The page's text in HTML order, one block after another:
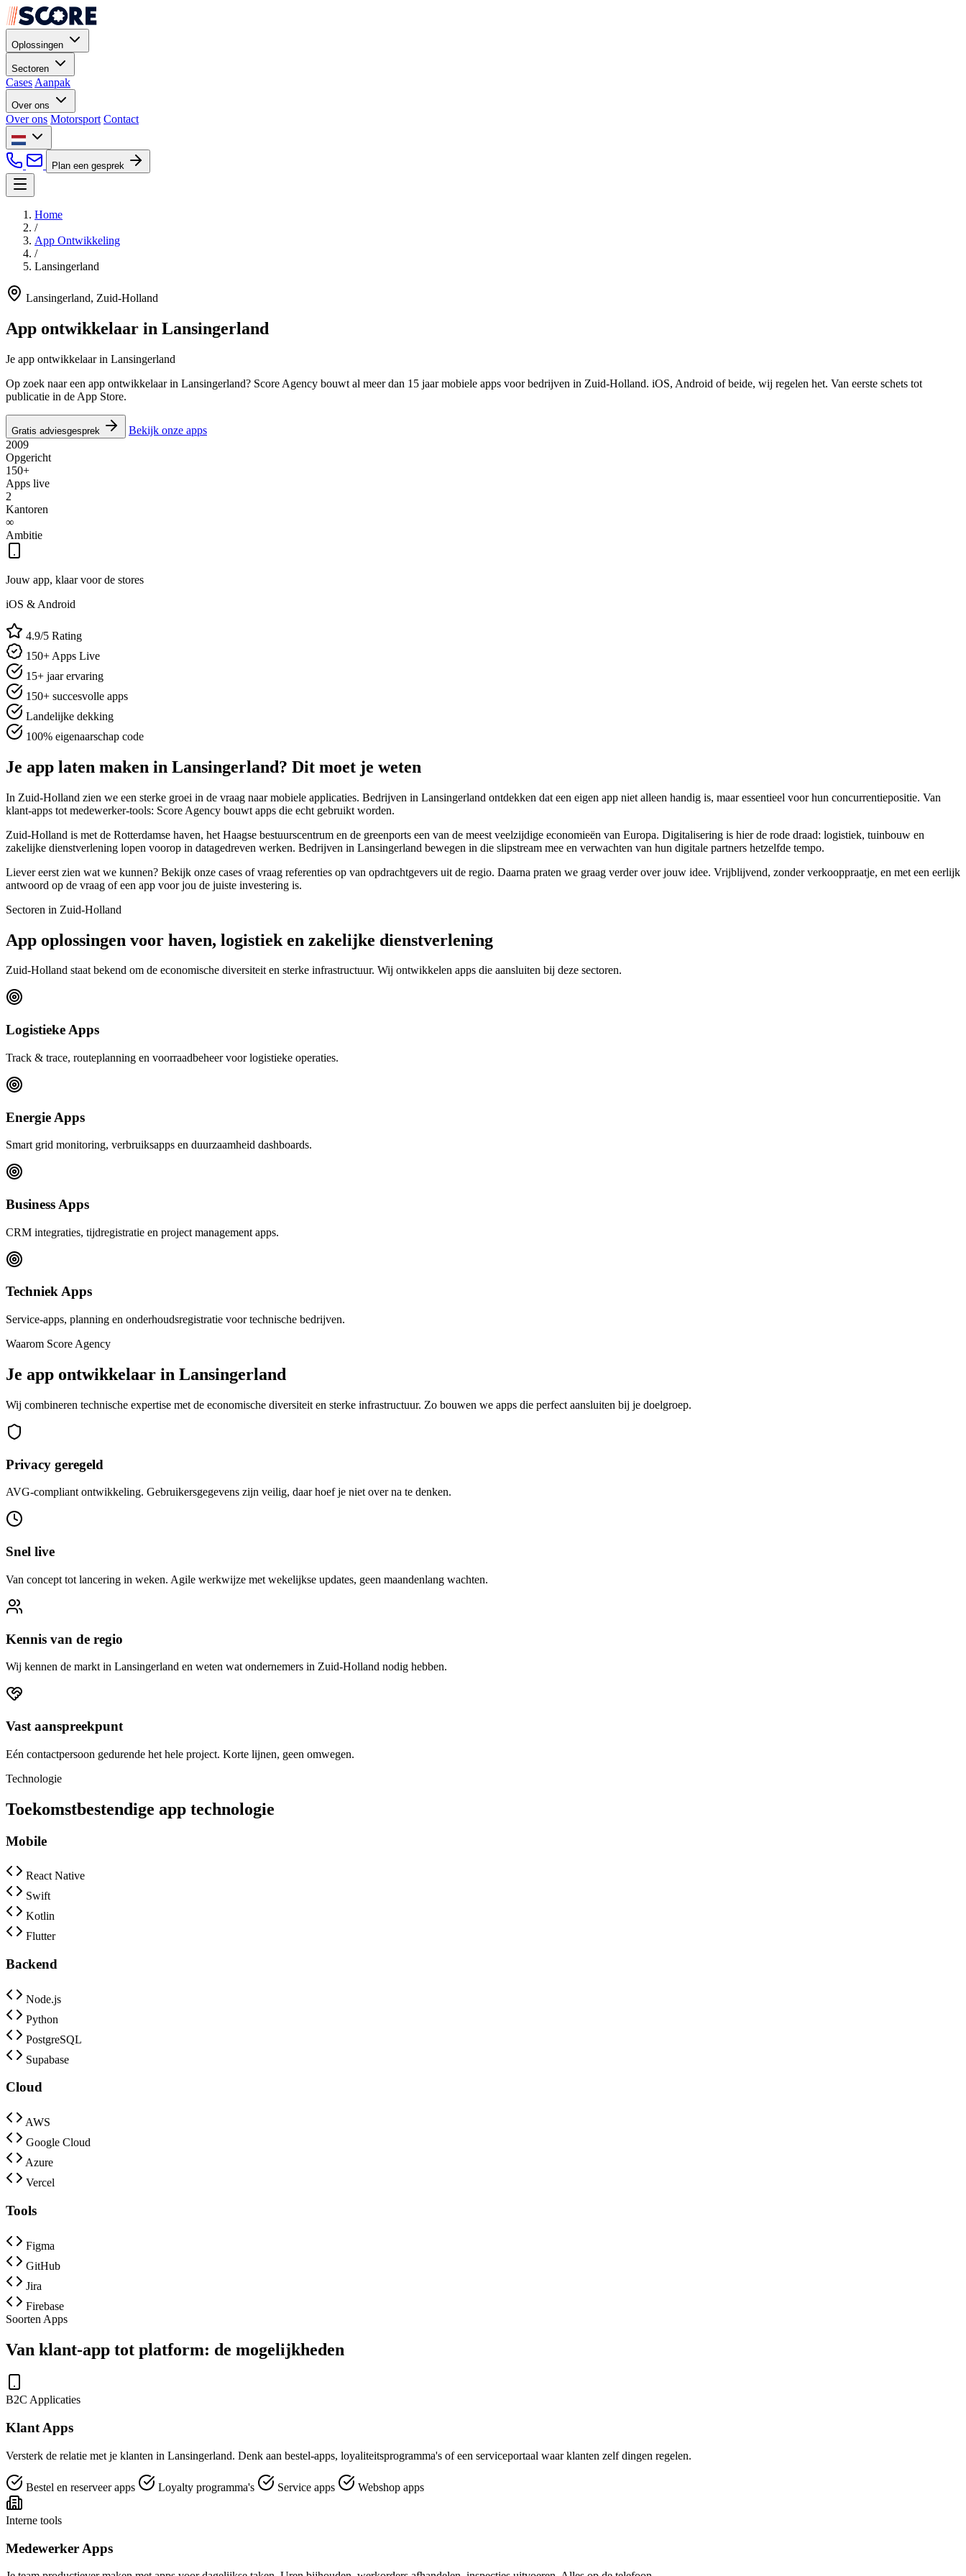
Oplossingen
Sectoren
Cases Aanpak
Over ons
Over ons Motorsport Contact
Plan een gesprek
Home
/
App Ontwikkeling
/
Lansingerland
Lansingerland, Zuid-Holland
App ontwikkelaar in Lansingerland
Je app ontwikkelaar in Lansingerland
Op zoek naar een app ontwikkelaar in Lansingerland? Score Agency bouwt al meer dan 15 jaar mobiele apps voor bedrijven in Zuid-Holland. iOS, Android of beide, wij regelen het. Van eerste schets tot
publicatie in de App Store.
Gratis adviesgesprek
Bekijk onze apps
2009
Opgericht
150+
Apps live
2
Kantoren
∞
Ambitie
Jouw app, klaar voor de stores
iOS & Android
4.9/5 Rating
150+ Apps Live
15+ jaar ervaring
150+ succesvolle apps
Landelijke dekking
100% eigenaarschap code
Je app laten maken in Lansingerland? Dit moet je weten
In Zuid-Holland zien we een sterke groei in de vraag naar mobiele applicaties. Bedrijven in Lansingerland ontdekken dat een eigen app niet alleen handig is, maar essentieel voor hun concurrentiepositie. Van
klant-apps tot medewerker-tools: Score Agency bouwt apps die echt gebruikt worden.
Zuid-Holland is met de Rotterdamse haven, het Haagse bestuurscentrum en de greenports een van de meest veelzijdige economieën van Europa. Digitalisering is hier de rode draad: logistiek, tuinbouw en
zakelijke dienstverlening lopen voorop in datagedreven werken. Bedrijven in Lansingerland bewegen in die slipstream mee en verwachten van hun digitale partners hetzelfde tempo.
Liever eerst zien wat we kunnen? Bekijk onze cases of vraag referenties op van opdrachtgevers uit de regio. Daarna praten we graag verder over jouw idee. Vrijblijvend, zonder verkooppraatje, en met een eerlijk
antwoord op de vraag of een app voor jou de juiste investering is.
Sectoren in Zuid-Holland
App oplossingen voor haven, logistiek en zakelijke dienstverlening
Zuid-Holland staat bekend om de economische diversiteit en sterke infrastructuur. Wij ontwikkelen apps die aansluiten bij deze sectoren.
Logistieke Apps
Track & trace, routeplanning en voorraadbeheer voor logistieke operaties.
Energie Apps
Smart grid monitoring, verbruiksapps en duurzaamheid dashboards.
Business Apps
CRM integraties, tijdregistratie en project management apps.
Techniek Apps
Service-apps, planning en onderhoudsregistratie voor technische bedrijven.
Waarom Score Agency
Je app ontwikkelaar in Lansingerland
Wij combineren technische expertise met de economische diversiteit en sterke infrastructuur. Zo bouwen we apps die perfect aansluiten bij je doelgroep.
Privacy geregeld
AVG-compliant ontwikkeling. Gebruikersgegevens zijn veilig, daar hoef je niet over na te denken.
Snel live
Van concept tot lancering in weken. Agile werkwijze met wekelijkse updates, geen maandenlang wachten.
Kennis van de regio
Wij kennen de markt in Lansingerland en weten wat ondernemers in Zuid-Holland nodig hebben.
Vast aanspreekpunt
Eén contactpersoon gedurende het hele project. Korte lijnen, geen omwegen.
Technologie
Toekomstbestendige app technologie
Mobile
React Native
Swift
Kotlin
Flutter
Backend
Node.js
Python
PostgreSQL
Supabase
Cloud
AWS
Google Cloud
Azure
Vercel
Tools
Figma
GitHub
Jira
Firebase
Soorten Apps
Van klant-app tot platform: de mogelijkheden
B2C Applicaties
Klant Apps
Versterk de relatie met je klanten in Lansingerland. Denk aan bestel-apps, loyaliteitsprogramma's of een serviceportaal waar klanten zelf dingen regelen.
Bestel en reserveer apps Loyalty programma's Service apps Webshop apps
Interne tools
Medewerker Apps